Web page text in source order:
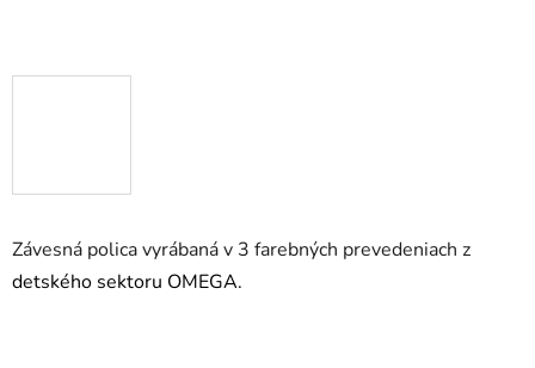
Závesná polica vyrábaná v 3 farebných prevedeniach z
detského sektoru OMEGA.